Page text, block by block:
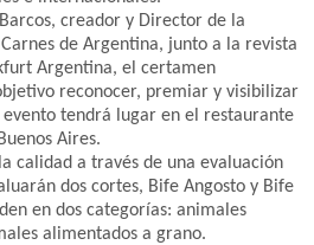
creador y Director de la
de Argentina, junto a la revista
Argentina, el certamen
reconocer, premiar y visibilizar
evento tendrá lugar en el restaurante
Aires.
calidad a través de una evaluación
dos cortes, Bife Angosto y Bife
en dos categorías: animales
alimentados a grano.